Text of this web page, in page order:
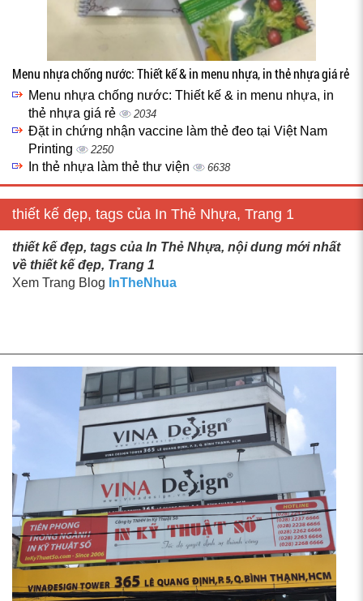
Menu nhựa chống nước: Thiết kế & in menu nhựa, in thẻ nhựa giá rẻ
Menu nhựa chống nước: Thiết kế & in menu nhựa, in
thẻ nhựa giá rẻ
2034
Đặt in chứng nhận vaccine làm thẻ đeo tại Việt Nam
Printing
2250
In thẻ nhựa làm thẻ thư viện 6638
thiết kế đẹp, tags của In Thẻ Nhựa, Trang 1
thiết kế đẹp, tags của In Thẻ Nhựa, nội dung mới nhất
về thiết kế đẹp, Trang 1
Xem Trang Blog InTheNhua